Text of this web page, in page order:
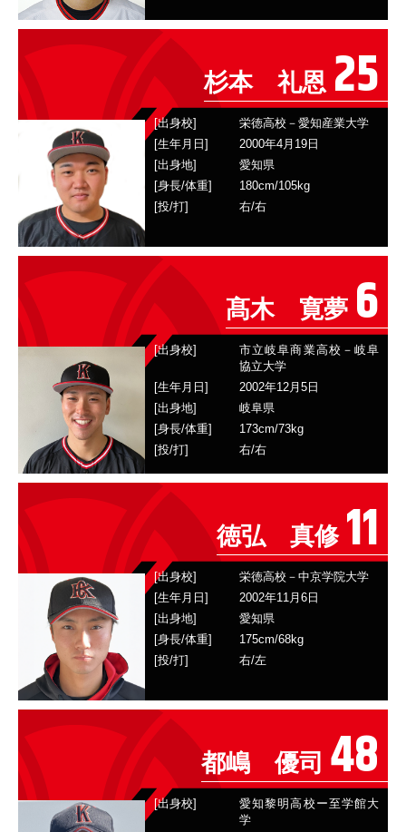
杉本 礼恩 25
[出身校]
栄徳高校－愛知産業大学
[生年月日]
2000年4月19日
[出身地]
愛知県
[身長/体重]
180cm/105kg
[投/打]
右/右
髙木 寛夢 6
[出身校]
市立岐阜商業高校－岐阜
協立大学
[生年月日]
2002年12月5日
[出身地]
岐阜県
[身長/体重]
173cm/73kg
[投/打]
右/右
徳弘 真修 11
[出身校]
栄徳高校－中京学院大学
[生年月日]
2002年11月6日
[出身地]
愛知県
[身長/体重]
175cm/68kg
[投/打]
右/左
都嶋 優司 48
[出身校]
愛知黎明高校ー至学館大
学